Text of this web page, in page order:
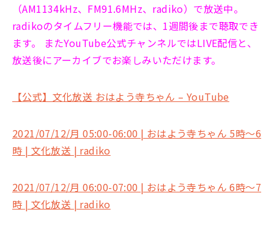
（AM1134kHz、FM91.6MHz、radiko）で放送中。
radikoのタイムフリー機能では、1週間後まで聴取でき
ます。 またYouTube公式チャンネルではLIVE配信と、
放送後にアーカイブでお楽しみいただけます。
【公式】文化放送 おはよう寺ちゃん – YouTube
2021/07/12/月 05:00-06:00 | おはよう寺ちゃん 5時～6
時 | 文化放送 | radiko
2021/07/12/月 06:00-07:00 | おはよう寺ちゃん 6時～7
時 | 文化放送 | radiko